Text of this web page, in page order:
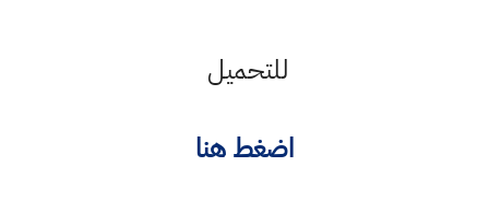
للتحميل
اضغط هنا